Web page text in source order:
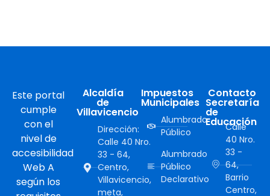
Este portal
cumple
con el
nivel de
accesibilidad
Web A
según los
Alcaldía
de
Villavicencio
Dirección:
Calle 40 Nro.
33 - 64,
Centro,
Villavicencio,
meta,
Impuestos
Municipales
Alumbrado
Público
Alumbrado
Público
Declarativo
Contacto
Secretaría
de
Educación
Calle
40 Nro.
33 -
64,
Barrio
Centro,